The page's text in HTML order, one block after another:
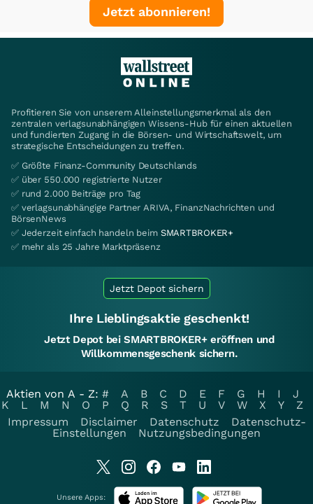
Jetzt abonnieren!
Profitieren Sie von unserem Alleinstellungsmerkmal als den
zentralen verlagsunabhängigen Wissens-Hub für einen aktuellen
und fundierten Zugang in die Börsen- und Wirtschaftswelt, um
strategische Entscheidungen zu treffen.
✅ Größte Finanz-Community Deutschlands
✅ über 550.000 registrierte Nutzer
✅ rund 2.000 Beiträge pro Tag
✅ verlagsunabhängige Partner ARIVA, FinanzNachrichten und
BörsenNews
✅ Jederzeit einfach handeln beim SMARTBROKER+
✅ mehr als 25 Jahre Marktpräsenz
Jetzt Depot sichern
Ihre Lieblingsaktie geschenkt!
Jetzt Depot bei SMARTBROKER+ eröffnen und
Willkommensgeschenk sichern.
Aktien von A - Z: # A B C D E F G H I
J
K
L M N O P Q R S T U V W X Y
Z
Impressum
Disclaimer Datenschutz
Datenschutz-
Einstellungen
Nutzungsbedingungen
Unsere Apps: